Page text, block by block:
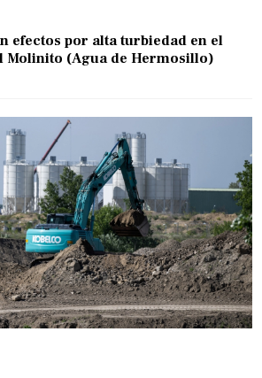
efectos por alta turbiedad en el
Molinito (Agua de Hermosillo)